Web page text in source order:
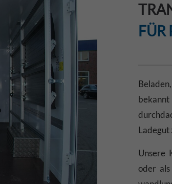
FÜR
Ladegut
Unsere
oder